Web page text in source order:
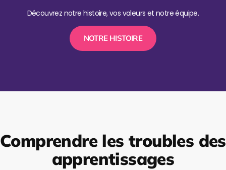
Découvrez notre histoire, vos valeurs et notre équipe.
NOTRE HISTOIRE
Comprendre les troubles des
apprentissages